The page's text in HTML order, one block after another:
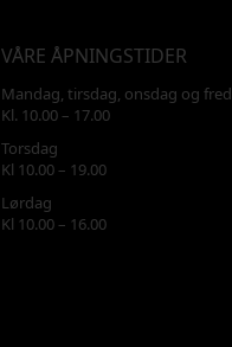
VÅRE ÅPNINGSTIDER
Mandag, tirsdag, onsdag og
Kl. 10.00 – 17.00
Torsdag
Kl 10.00 – 19.00
Lørdag
Kl 10.00 – 16.00